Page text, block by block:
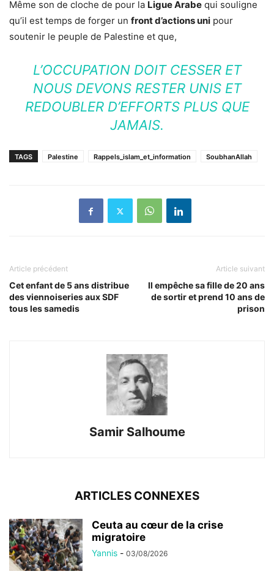
Même son de cloche de pour la Ligue Arabe qui souligne
qu’il est temps de forger un front d’actions uni pour
soutenir le peuple de Palestine et que,
L’OCCUPATION DOIT CESSER ET
NOUS DEVONS RESTER UNIS ET
REDOUBLER D’EFFORTS PLUS QUE
JAMAIS.
TAGS Palestine Rappels_islam_et_information SoubhanAllah
Article précédent
Cet enfant de 5 ans distribue
des viennoiseries aux SDF
tous les samedis
Article suivant
Il empêche sa fille de 20 ans
de sortir et prend 10 ans de
prison
Samir Salhoume
ARTICLES CONNEXES
Ceuta au cœur de la crise
migratoire
Yannis - 03/08/2026